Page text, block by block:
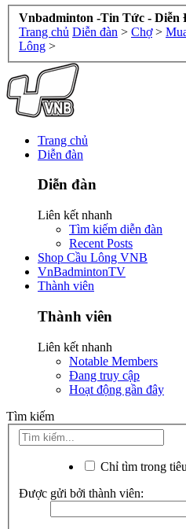
Vnbadminton -Tin Tức - Diễn
Trang chủ Diễn đàn > Chợ >
Lông >
Trang chủ
Diễn đàn
Diễn đàn
Liên kết nhanh
Tìm kiếm diễn đàn
Recent Posts
Shop Cầu Lông VNB
VnBadmintonTV
Thành viên
Thành viên
Liên kết nhanh
Notable Members
Đang truy cập
Hoạt động gần đây
Tìm kiếm
Chỉ tìm trong
Được gửi bởi thành viên: